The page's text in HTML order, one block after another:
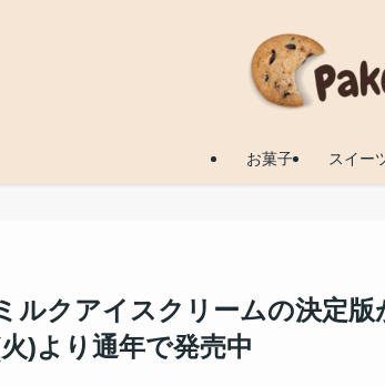
お菓子 スイー
クアイスクリームの決定版
)より通年で発売中